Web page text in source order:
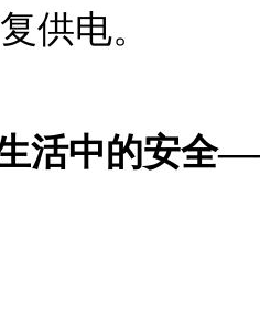
供电。
活中的安全